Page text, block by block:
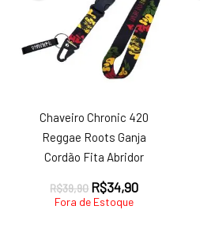
Chaveiro Chronic 420
Reggae Roots Ganja
Cordão Fita Abridor
R$39,90 O
preço
R$34,90O
Fora de Estoque